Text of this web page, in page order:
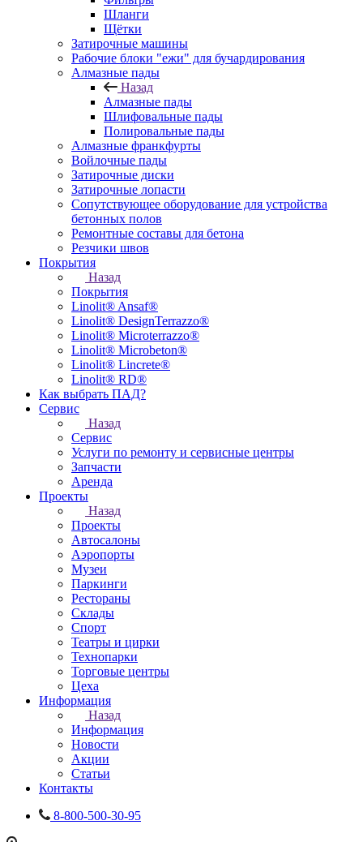
Шланги
Щётки
Затирочные машины
Рабочие блоки "ежи" для бучардирования
Алмазные пады
Назад
Алмазные пады
Шлифовальные пады
Полировальные пады
Алмазные франкфурты
Войлочные пады
Затирочные диски
Затирочные лопасти
Сопутствующее оборудование для устройства
бетонных полов
Ремонтные составы для бетона
Резчики швов
Покрытия
Назад
Покрытия
Linolit® Ansaf®
Linolit® DesignTerrazzo®
Linolit® Microterrazzo®
Linolit® Microbeton®
Linolit® Lincrete®
Linolit® RD®
Как выбрать ПАД?
Сервис
Назад
Сервис
Услуги по ремонту и сервисные центры
Запчасти
Аренда
Проекты
Назад
Проекты
Автосалоны
Аэропорты
Музеи
Паркинги
Рестораны
Склады
Спорт
Театры и цирки
Технопарки
Торговые центры
Цеха
Информация
Назад
Информация
Новости
Акции
Статьи
Контакты
8-800-500-30-95